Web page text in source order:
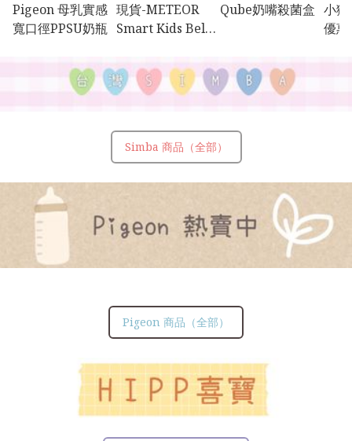
Pigeon 母乳實感
寬口徑PPSU奶瓶
現貨-METEOR
Smart Kids Belt
專用安全帶扣
Qube奶嘴殺菌盒 小
優
Simba 商品（全部）
Pigeon 商品（全部）